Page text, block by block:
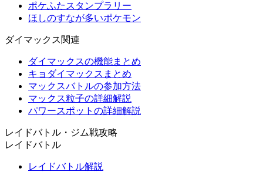
ポケふたスタンプラリー
ほしのすなが多いポケモン
ダイマックス関連
ダイマックスの機能まとめ
キョダイマックスまとめ
マックスバトルの参加方法
マックス粒子の詳細解説
パワースポットの詳細解説
レイドバトル・ジム戦攻略
レイドバトル
レイドバトル解説